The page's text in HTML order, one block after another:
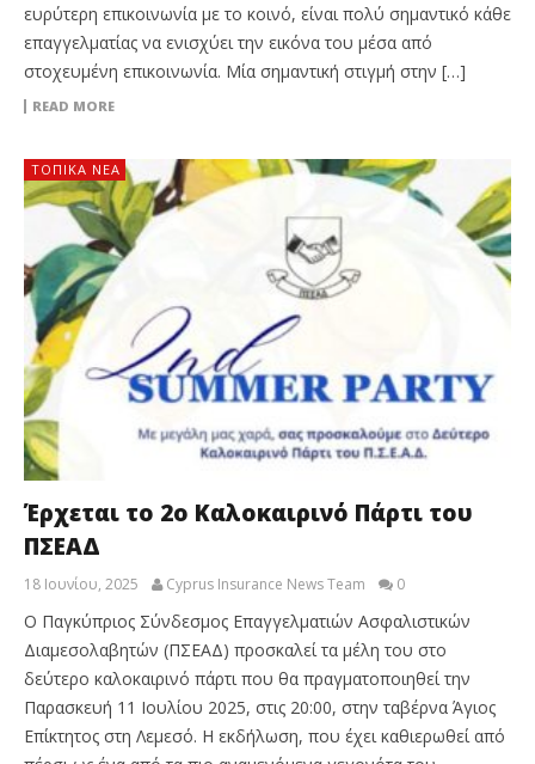
ευρύτερη επικοινωνία με το κοινό, είναι πολύ σημαντικό κάθε
επαγγελματίας να ενισχύει την εικόνα του μέσα από
στοχευμένη επικοινωνία. Μία σημαντική στιγμή στην […]
READ MORE
ΤΟΠΙΚΑ ΝΕΑ
Έρχεται το 2ο Καλοκαιρινό Πάρτι του
ΠΣΕΑΔ
18 Ιουνίου, 2025 Cyprus Insurance News Team 0
Ο Παγκύπριος Σύνδεσμος Επαγγελματιών Ασφαλιστικών
Διαμεσολαβητών (ΠΣΕΑΔ) προσκαλεί τα μέλη του στο
δεύτερο καλοκαιρινό πάρτι που θα πραγματοποιηθεί την
Παρασκευή 11 Ιουλίου 2025, στις 20:00, στην ταβέρνα Άγιος
Επίκτητος στη Λεμεσό. Η εκδήλωση, που έχει καθιερωθεί από